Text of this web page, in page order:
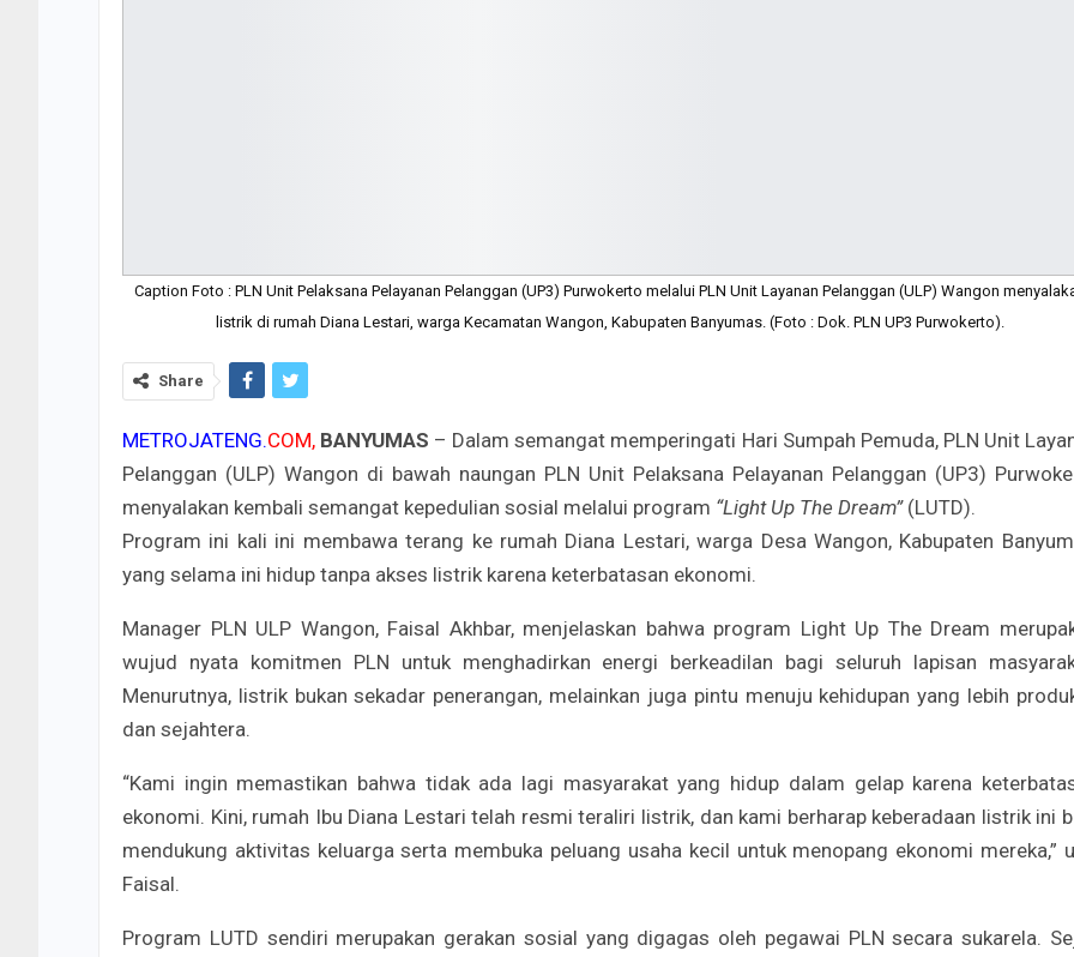
Caption Foto : PLN Unit Pelaksana Pelayanan Pelanggan (UP3) Purwokerto melalui PLN Unit Layanan Pelanggan (ULP) Wangon
listrik di rumah Diana Lestari, warga Kecamatan Wangon, Kabupaten Banyumas. (Foto : Dok. PLN UP3 Purwokerto).
Share
METROJATENG.COM, BANYUMAS – Dalam semangat memperingati Hari Sumpah Pemuda, PLN Unit
Pelanggan (ULP) Wangon di bawah naungan PLN Unit Pelaksana Pelayanan Pelanggan (UP3)
menyalakan kembali semangat kepedulian sosial melalui program “Light Up The Dream”(LUTD).
Program ini kali ini membawa terang ke rumah Diana Lestari, warga Desa Wangon, Kabupaten
yang selama ini hidup tanpa akses listrik karena keterbatasan ekonomi.
Manager PLN ULP Wangon, Faisal Akhbar, menjelaskan bahwa program Light Up The Dream
wujud nyata komitmen PLN untuk menghadirkan energi berkeadilan bagi seluruh lapisan
Menurutnya, listrik bukan sekadar penerangan, melainkan juga pintu menuju kehidupan yang lebih
dan sejahtera.
“Kami ingin memastikan bahwa tidak ada lagi masyarakat yang hidup dalam gelap karena
ekonomi. Kini, rumah Ibu Diana Lestari telah resmi teraliri listrik, dan kami berharap keberadaan listrik ini
mendukung aktivitas keluarga serta membuka peluang usaha kecil untuk menopang ekonomi mereka,”
Faisal.
Program LUTD sendiri merupakan gerakan sosial yang digagas oleh pegawai PLN secara sukarela.